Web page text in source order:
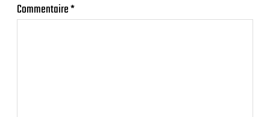
Commentaire*